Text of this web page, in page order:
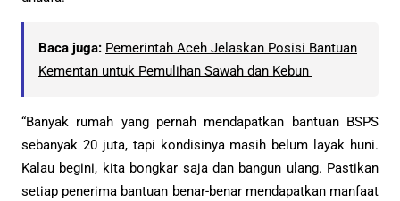
Baca juga: Pemerintah Aceh Jelaskan Posisi Bantuan
Kementan untuk Pemulihan Sawah dan Kebun
“Banyak rumah yang pernah mendapatkan bantuan BSPS
sebanyak 20 juta, tapi kondisinya masih belum layak huni.
Kalau begini, kita bongkar saja dan bangun ulang. Pastikan
setiap penerima bantuan benar-benar mendapatkan manfaat